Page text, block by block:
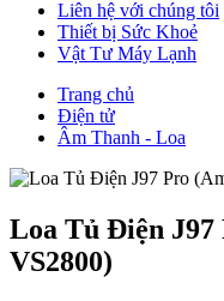
Liên hệ với chúng tôi
Thiết bị Sức Khoẻ
Vật Tư Máy Lạnh
Trang chủ
Điện tử
Âm Thanh - Loa
Loa Tủ Điện J97
VS2800)